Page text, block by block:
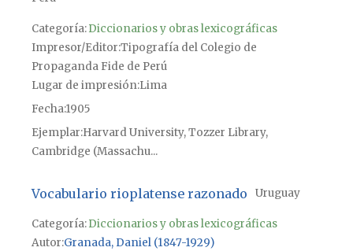
Categoría:Diccionarios y obras lexicográficas
Impresor/Editor Tipografía del Colegio de
Propaganda Fide de Perú
Lugar de impresiónLima
Fecha1905
Ejemplar Harvard University, Tozzer Library,
Cambridge (Massachu...
Vocabulario rioplatense razonado Uruguay
Categoría:Diccionarios y obras lexicográficas
Autor Granada, Daniel (1847-1929)